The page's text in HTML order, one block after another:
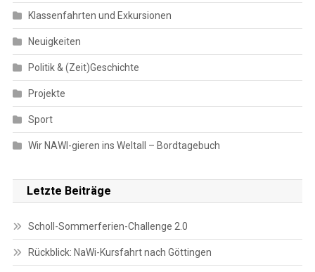
Klassenfahrten und Exkursionen
Neuigkeiten
Politik & (Zeit)Geschichte
Projekte
Sport
Wir NAWI-gieren ins Weltall – Bordtagebuch
Letzte Beiträge
Scholl-Sommerferien-Challenge 2.0
Rückblick: NaWi-Kursfahrt nach Göttingen